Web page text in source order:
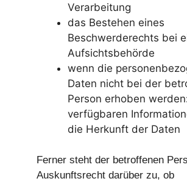
Verarbeitung
das Bestehen eines
Beschwerderechts bei
Aufsichtsbehörde
wenn die
Daten nicht bei der
Person erhoben
verfügbaren
die Herkunft der Daten
Ferner steht der betroffenen
Auskunftsrecht darüber zu, ob